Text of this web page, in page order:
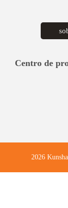
Centro de
2026